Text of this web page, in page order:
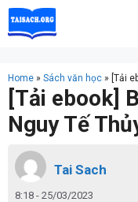
Skip
to
Home » Sách văn học » [Tải
[Tải ebook]
Nguy Tế
Tai Sach
8:18 - 25/03/2023